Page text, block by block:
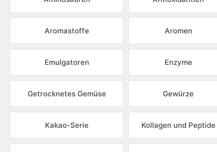
Aromastoffe Aromen
Emulgatoren Enzyme
Getrocknetes Gemüse Gewürze
Kakao-Serie Kollagen und Peptide